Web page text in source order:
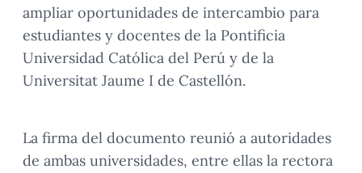
ampliar oportunidades de intercambio para
estudiantes y docentes de la Pontificia
Universidad Católica del Perú y de la
Universitat Jaume I de Castellón.
La firma del documento reunió a autoridades
de ambas universidades, entre ellas la rectora